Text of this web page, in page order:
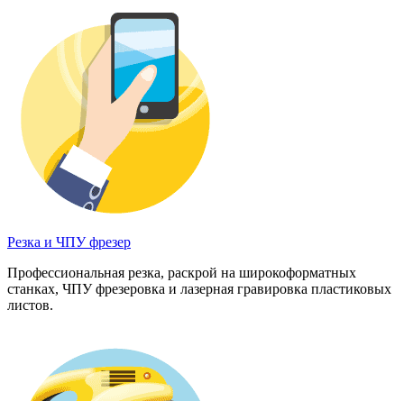
Резка и ЧПУ фрезер
Профессиональная резка, раскрой на широкоформатных
станках, ЧПУ фрезеровка и лазерная гравировка пластиковых
листов.